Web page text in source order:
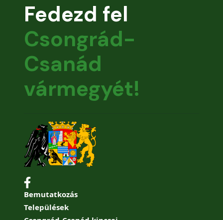
Fedezd fel
Csongrád-
Csanád
vármegyét!
Bemutatkozás
Települések